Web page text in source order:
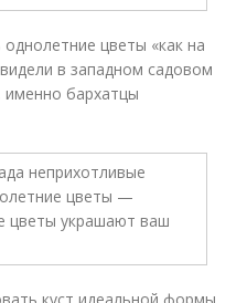
цветы «как на
в западном садовом
именно бархатцы